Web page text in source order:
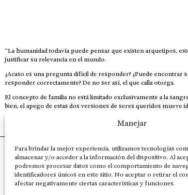
Manejar
Para brindar la mejor experiencia, utilizamos tecnologías
almacenar y/o acceder a la información del dispositivo. Al
podremos procesar datos como el comportamiento de
identificadores únicos en este sitio. No aceptar o retirar el
afectar negativamente ciertas características y funciones.
“La humanidad todavía puede pensar que existen arquetipos,
justificar su relevancia en el mundo.
¿Acaso es una pregunta difícil de responder? ¿Puede
responder correctamente? De no ser así, el que calla otorga.
El concepto de familia no está limitado exclusivamente a la
bien, el apego de estas dos versiones de seres queridos mueve
AVISO LEGAL POLÍTICA DE PRIVACIDAD MISIÓN